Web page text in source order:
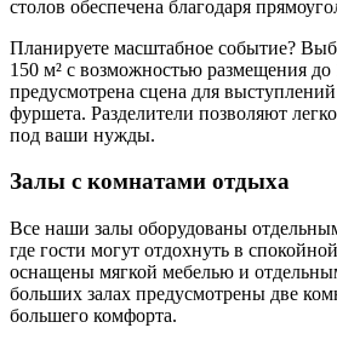
столов обеспечена благодаря
Планируете масштабное событие?
150 м² с возможностью размещения до
предусмотрена сцена для
фуршета. Разделители позволяют
под ваши нужды.
Залы с комнатами отдыха
Все наши залы оборудованы
где гости могут отдохнуть в
оснащены мягкой мебелью и
больших залах предусмотрены две
большего комфорта.